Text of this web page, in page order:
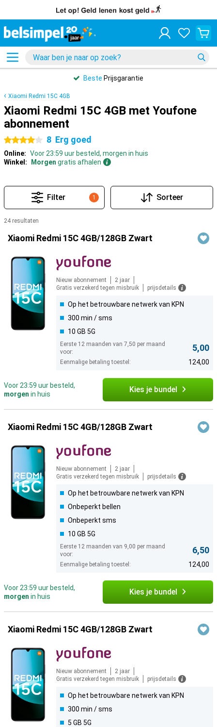
Beste Prijsgarantie
Xiaomi Redmi 15C 4GB
Xiaomi Redmi 15C 4GB met Youfone
abonnement
4 sterren 8 Erg goed
Online: Voor 23:59 uur besteld, morgen in huis
Winkel:
Morgen gratis afhalen
1
Filter Sorteer
24 resultaten
Producten
Xiaomi Redmi 15C 4GB/128GB Zwart
Nieuw abonnement
2 jaar
Gratis verzekerd tegen misbruik
prijsdetails
Op het betrouwbare netwerk van KPN
300 min / sms
10 GB 5G
Eerste 12 maanden van 7,50 per maand
voor:
5,00
Eenmalige betaling toestel: 124,00
Voor 23:59 uur besteld,
morgen in huis Kies je bundel
Xiaomi Redmi 15C 4GB/128GB Zwart
Nieuw abonnement
2 jaar
Gratis verzekerd tegen misbruik
prijsdetails
Op het betrouwbare netwerk van KPN
Onbeperkt bellen
Onbeperkt sms
10 GB 5G
Eerste 12 maanden van 9,00 per maand
voor:
6,50
Eenmalige betaling toestel: 124,00
Voor 23:59 uur besteld,
morgen in huis Kies je bundel
Xiaomi Redmi 15C 4GB/128GB Zwart
Nieuw abonnement
2 jaar
Gratis verzekerd tegen misbruik
prijsdetails
Op het betrouwbare netwerk van KPN
300 min / sms
5 GB 5G